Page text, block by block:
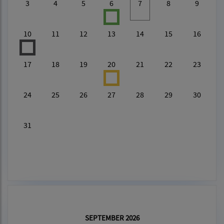
3 4 5 6 7 8 9
10 11 12 13 14 15 16
17 18 19 20 21 22 23
24 25 26 27 28 29 30
31
SEPTEMBER 2026